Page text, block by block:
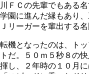
川ＦＣの先輩でもある
学園に進んだ縁もあり
Ｊリーガーを輩出する
転機となったのは、ト
トだ。５０ｍ５秒８の
揮し、２年時の１０月